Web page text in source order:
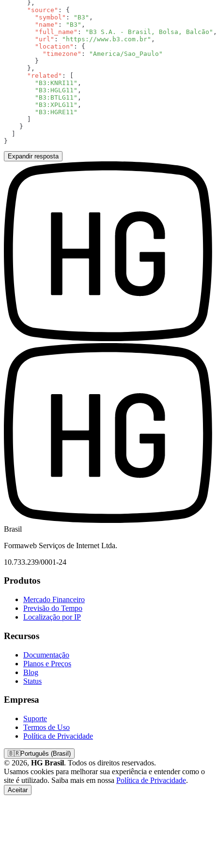
      "source"
        "symbol"
: "B3"
        "name"
: "B3"
        "full_name"
:
"B3 S.A. - Brasil, Bolsa, Balcão"
        "url"
: "https://www.b3.com.br"
        "location"
          "timezone"
:
      "related"
        "B3:KNRI11"
        "B3:HGLG11"
        "B3:BTLG11"
        "B3:XPLG11"
Expandir resposta
Brasil
Formaweb Serviços de Internet Ltda.
10.733.239/0001-24
Produtos
Mercado Financeiro
Previsão do Tempo
Localização por IP
Recursos
Documentação
Planos e Preços
Blog
Status
Empresa
Suporte
Termos de Uso
Política de Privacidade
🇧🇷Português (Brasil)
© 2026, HG Brasil. Todos os direitos reservados.
Usamos cookies para melhorar sua experiência e entender como o
site é utilizado. Saiba mais em nossa Política de Privacidade.
Aceitar